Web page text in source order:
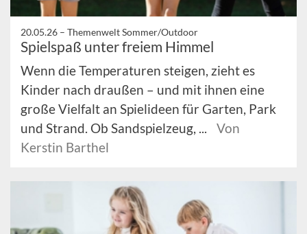
20.05.26 – Themenwelt Sommer/Outdoor
Spielspaß unter freiem Himmel
Wenn die Temperaturen steigen, zieht es
Kinder nach draußen – und mit ihnen eine
große Vielfalt an Spielideen für Garten, Park
und Strand. Ob Sandspielzeug, ...
Von
Kerstin Barthel